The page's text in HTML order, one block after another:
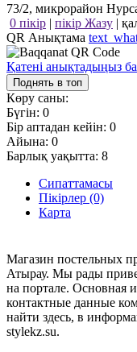
73/2, микрорайон
0 пікір | пікір Жазу |
QR Анықтама
Қатені анықтадыңыз
Поднять в топ
Көру саны:
Бүгін: 0
Бір аптадан кейін: 0
Айына: 0
Барлық уақытта: 8
Сипаттамасы
Пікірлер (0)
Карта
Магазин постельных
Атырау. Мы рады
на портале. Основная
контактные данные
найти здесь, в
stylekz.su.